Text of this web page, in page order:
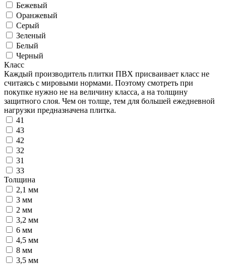
Бежевый
Оранжевый
Серый
Зеленый
Белый
Черный
Класс
Каждый производитель плитки ПВХ присваивает класс не
считаясь с мировыми нормами. Поэтому смотреть при
покупке нужно не на величину класса, а на толщину
защитного слоя. Чем он толще, тем для большей ежедневной
нагрузки предназначена плитка.
41
43
42
32
31
33
Толщина
2,1 мм
3 мм
2 мм
3,2 мм
6 мм
4,5 мм
8 мм
3,5 мм